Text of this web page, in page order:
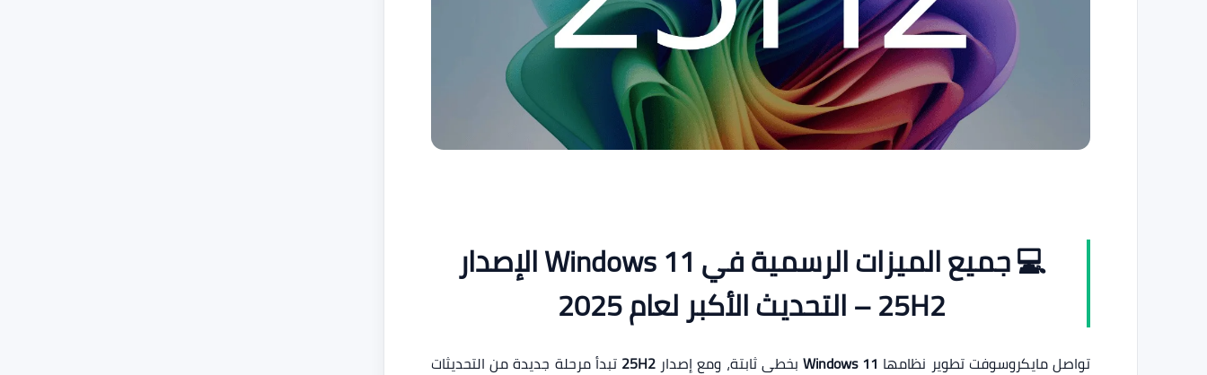
💻 جميع الميزات الرسمية في Windows 11 الإصدار
25H2 – التحديث الأكبر لعام 2025
تواصل مايكروسوفت تطوير نظامها Windows 11 بخطى ثابتة، ومع إصدار 25H2 تبدأ مرحلة جديدة من التحديثات